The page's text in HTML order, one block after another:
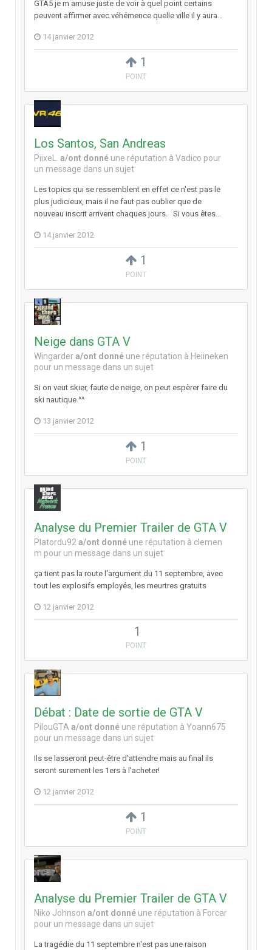
1
POINT
GTA5 je m amuse juste de voir à quel point certains
peuvent affirmer avec véhémence quelle ville il y aura...
14 janvier 2012
1
POINT
Los Santos, San Andreas
PiixeL. a/ont donné une réputation à Vadico pour
un message dans un sujet
Les topics qui se ressemblent en effet ce n'est pas le
plus judicieux, mais il ne faut pas oublier que de
nouveau inscrit arrivent chaques jours. Si vous êtes...
14 janvier 2012
1
POINT
Neige dans GTA V
Wingardera/ont donné une réputation à Heiineken
pour un message dans un sujet
Si on veut skier, faute de neige, on peut espèrer faire du
ski nautique ^^
13 janvier 2012
1
POINT
Analyse du Premier Trailer de GTA V
Platordu92a/ont donné une réputation à clemen
m pour un message dans un sujet
ça tient pas la route l'argument du 11 septembre, avec
tout les explosifs employés, les meurtres gratuits
12 janvier 2012
1
POINT
Débat : Date de sortie de GTA V
PilouGTAa/ont donné une réputation à Yoann675
pour un message dans un sujet
Ils se lasseront peut-être d'attendre mais au final ils
seront surement les 1ers à l'acheter!
12 janvier 2012
Analyse du Premier Trailer de GTA V
Niko Johnson a/ont donné une réputation à Forcar
pour un message dans un sujet
La tragédie du 11 septembre n'est pas une raison